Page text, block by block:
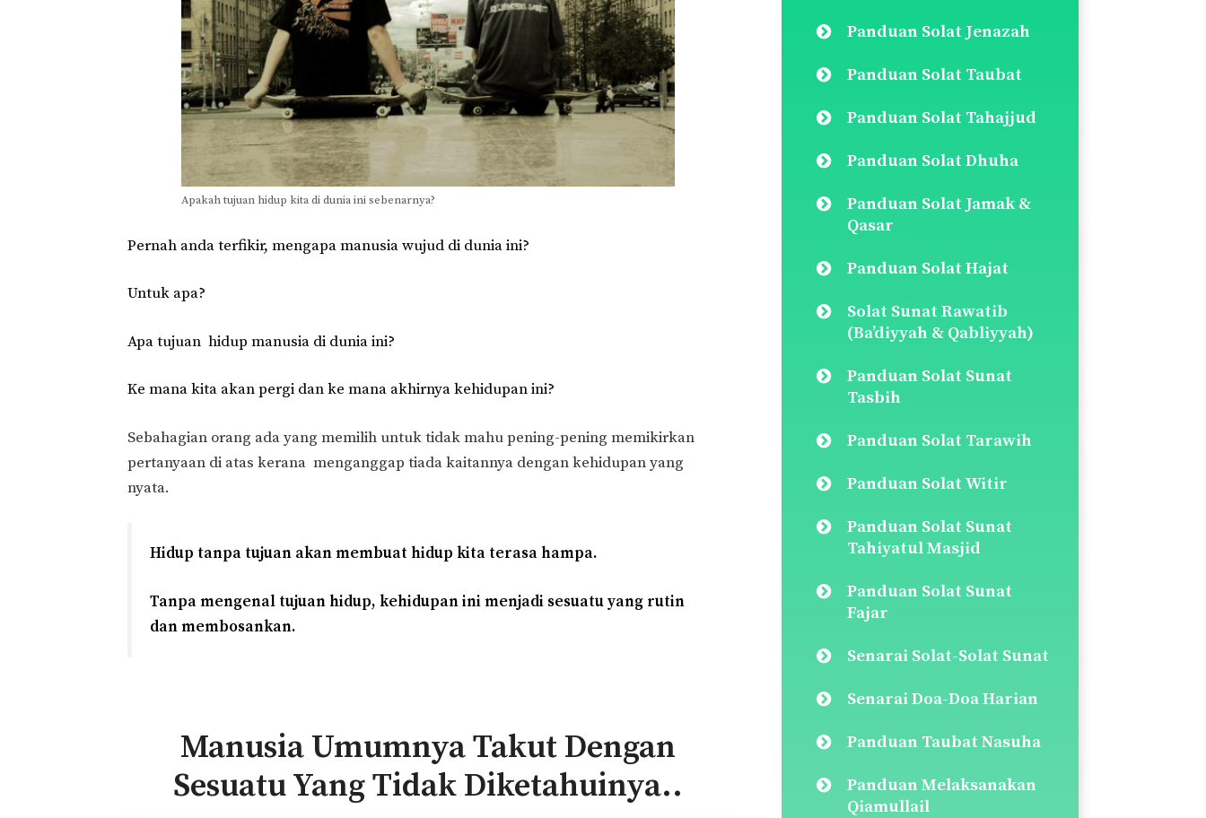
Apakah tujuan hidup kita di dunia ini sebenarnya?
Pernah anda terfikir, mengapa manusiawujud di dunia ini?
Untuk apa?
Apa tujuan hidup manusia di dunia ini?
Ke mana kita akan pergi dan ke mana akhirnya kehidupan ini?
Sebahagian orang ada yang memilih untuk tidak mahu pening-pening memikirkan
pertanyaan di atas kerana menganggap tiada kaitannya dengan kehidupan yang
nyata.
Hidup tanpa tujuan akan membuat hidup kita terasa hampa.
Tanpa mengenal tujuan hidup, kehidupan ini menjadi sesuatu yang rutin
dan membosankan.
Manusia Umumnya Takut Dengan
Sesuatu Yang Tidak Diketahuinya..
Panduan Solat Jenazah
Panduan Solat Taubat
Panduan Solat Tahajjud
Panduan Solat Dhuha
Panduan Solat Jamak &
Qasar
Panduan Solat Hajat
Solat Sunat Rawatib
(Ba’diyyah & Qabliyyah)
Panduan Solat Sunat
Tasbih
Panduan Solat Tarawih
Panduan Solat Witir
Panduan Solat Sunat
Tahiyatul Masjid
Panduan Solat Sunat
Fajar
Senarai Solat-Solat Sunat
Senarai Doa-Doa Harian
Panduan Taubat Nasuha
Panduan Melaksanakan
Qiamullail